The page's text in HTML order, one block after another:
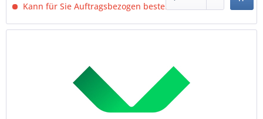
Kann für Sie Auftragsbezogen bestellt werden.